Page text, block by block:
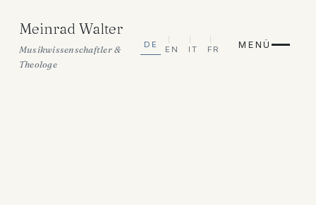
Meinrad Walter
Musikwissenschaftler &
Theologe
DE EN IT FR MENÜ